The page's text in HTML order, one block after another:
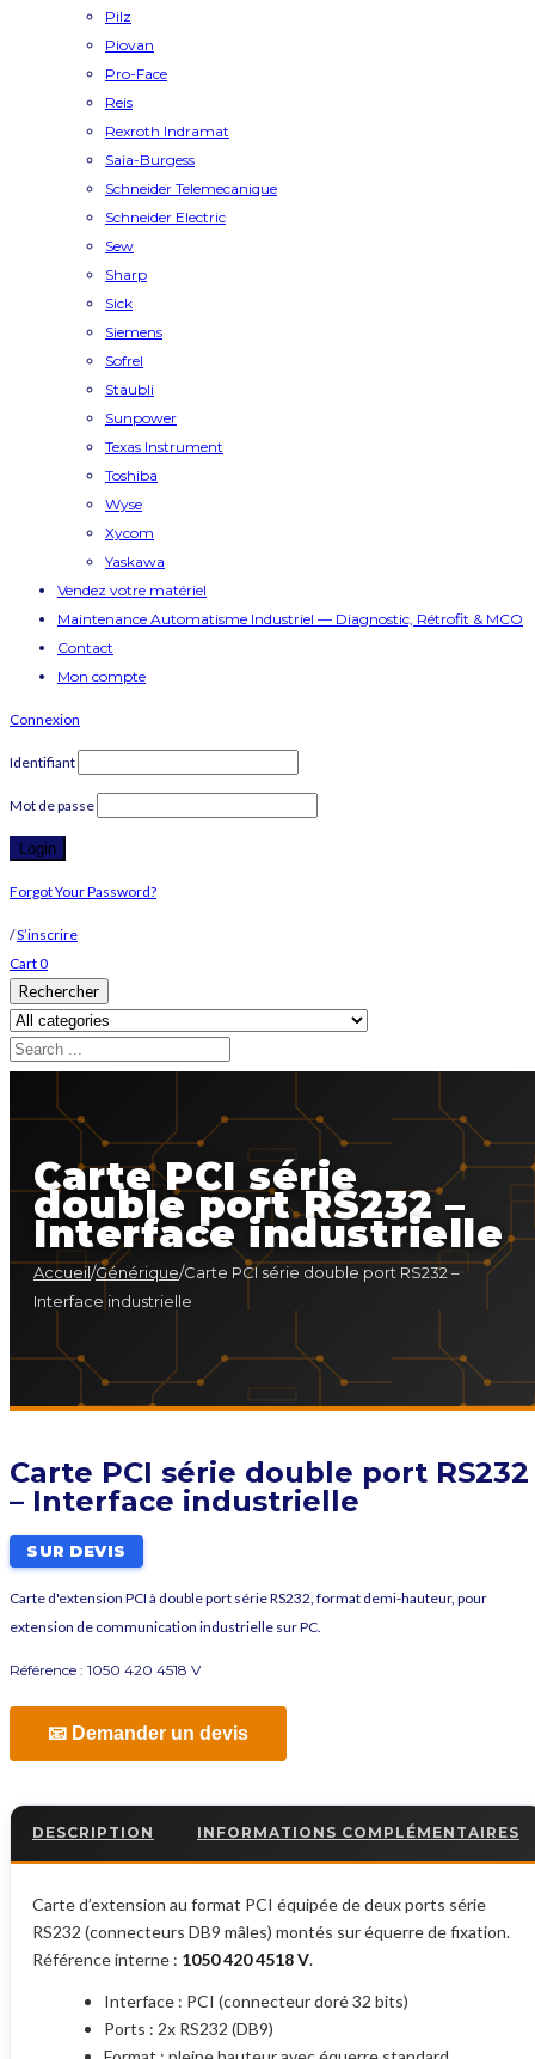
Pilz
Piovan
Pro-Face
Reis
Rexroth Indramat
Saia-Burgess
Schneider Telemecanique
Schneider Electric
Sew
Sharp
Sick
Siemens
Sofrel
Staubli
Sunpower
Texas Instrument
Toshiba
Wyse
Xycom
Yaskawa
Vendez votre matériel
Maintenance Automatisme Industriel — Diagnostic, Rétrofit & MCO
Contact
Mon compte
Connexion
Identifiant
Mot de passe
Forgot Your Password?
/S’inscrire
Cart0
Rechercher
Carte PCI série
double port RS232 –
Interface industrielle
Accueil/Générique/Carte PCI série double port RS232 –
Interface industrielle
Carte PCI série double port RS232
– Interface industrielle
SUR DEVIS
Carte d'extension PCI à double port série RS232, format demi-hauteur, pour
extension de communication industrielle sur PC.
Référence : 1050 420 4518 V
📧 Demander un devis
DESCRIPTION INFORMATIONS COMPLÉMENTAIRES
Carte d’extension au format PCI équipée de deux ports série
RS232 (connecteurs DB9 mâles) montés sur équerre de fixation.
Référence interne : 1050 420 4518 V.
Interface : PCI (connecteur doré 32 bits)
Ports : 2x RS232 (DB9)